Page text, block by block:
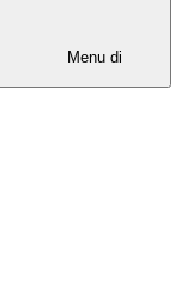
Menu di